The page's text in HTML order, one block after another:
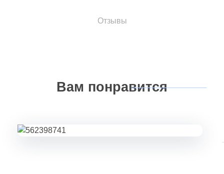
Отзывы
Вам понравится